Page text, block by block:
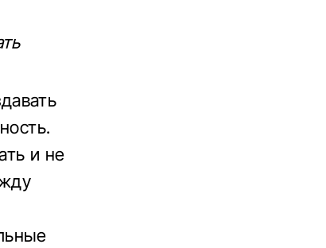
и не